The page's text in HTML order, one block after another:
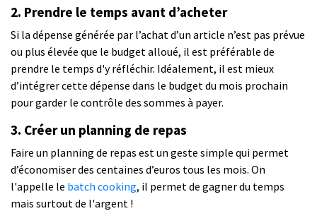
2. Prendre le temps avant d’acheter
Si la dépense générée par l’achat d’un article n’est pas prévue
ou plus élevée que le budget alloué, il est préférable de
prendre le temps d'y réfléchir. Idéalement, il est mieux
d’intégrer cette dépense dans le budget du mois prochain
pour garder le contrôle des sommes à payer.
3. Créer un planning de repas
Faire un planning de repas est un geste simple qui permet
d’économiser des centaines d’euros tous les mois. On
l'appelle le batch cooking, il permet de gagner du temps
mais surtout de l'argent !